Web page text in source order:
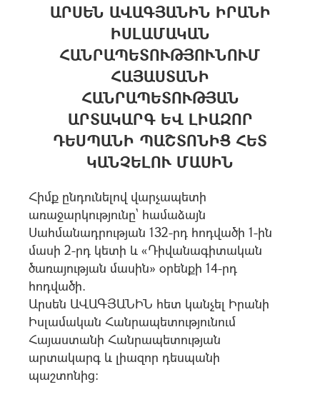
ԱՐՍԵՆ ԱՎԱԳՅԱՆԻՆ ԻՐԱՆԻ
ԻՍԼԱՄԱԿԱՆ
ՀԱՆՐԱՊԵՏՈՒԹՅՈՒՆՈՒՄ
ՀԱՅԱՍՏԱՆԻ
ՀԱՆՐԱՊԵՏՈՒԹՅԱՆ
ԱՐՏԱԿԱՐԳ ԵՎ ԼԻԱԶՈՐ
ԴԵՍՊԱՆԻ ՊԱՇՏՈՆԻՑ ՀԵՏ
ԿԱՆՉԵԼՈՒ ՄԱՍԻՆ
Հիմք ընդունելով վարչապետի
առաջարկությունը` համաձայն
Սահմանադրության 132-րդ հոդվածի 1-ին
մասի 2-րդ կետի և «Դիվանագիտական
ծառայության մասին» օրենքի 14-րդ
հոդվածի.
Արսեն ԱՎԱԳՅԱՆԻՆ հետ կանչել Իրանի
Իսլամական Հանրապետությունում
Հայաստանի Հանրապետության
արտակարգ և լիազոր դեսպանի
պաշտոնից: